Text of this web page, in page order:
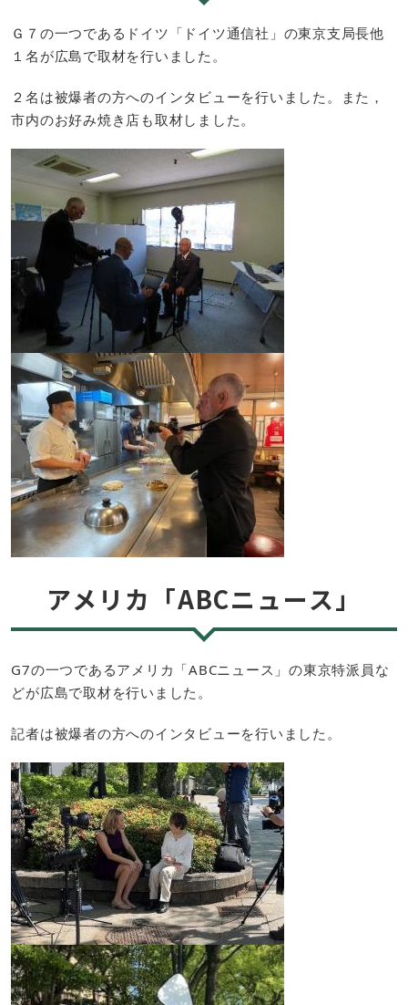
Ｇ７の一つであるドイツ「ドイツ通信社」の東京支局長他
１名が広島で取材を行いました。
２名は被爆者の方へのインタビューを行いました。また，
市内のお好み焼き店も取材しました。
アメリカ「ABCニュース」
G7の一つであるアメリカ「ABCニュース」の東京特派員な
どが広島で取材を行いました。
記者は被爆者の方へのインタビューを行いました。